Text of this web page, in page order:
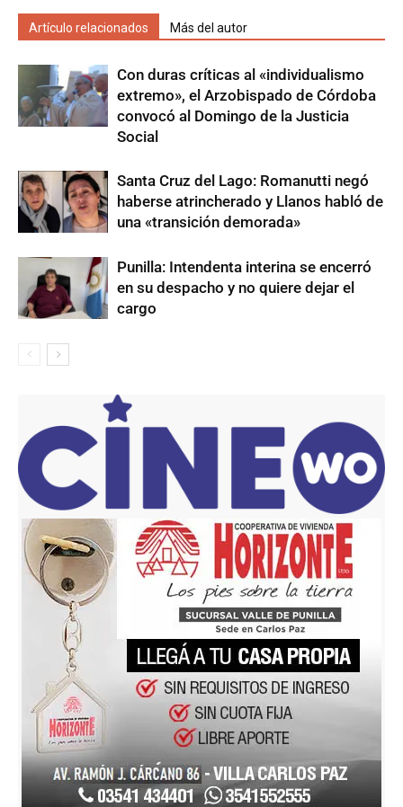
Artículo relacionados Más del autor
Con duras críticas al «individualismo
extremo», el Arzobispado de Córdoba
convocó al Domingo de la Justicia
Social
Santa Cruz del Lago: Romanutti negó
haberse atrincherado y Llanos habló de
una «transición demorada»
Punilla: Intendenta interina se encerró
en su despacho y no quiere dejar el
cargo